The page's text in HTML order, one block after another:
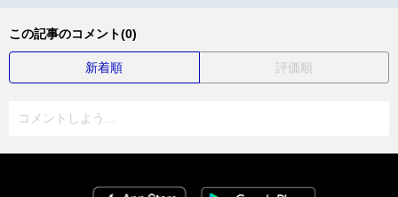
この記事のコメント(0)
新着順 評価順
コメントしよう...